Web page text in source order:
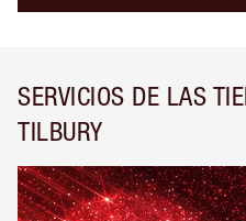
SERVICIOS DE LAS
TILBURY